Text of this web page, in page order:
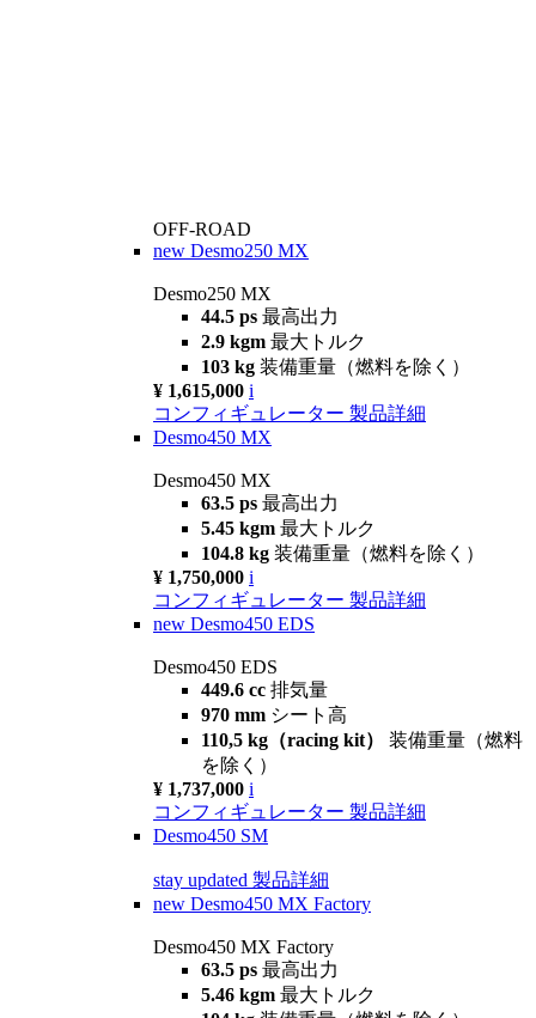
OFF-ROAD
new Desmo250 MX
Desmo250 MX
44.5 ps 最高出力
2.9 kgm 最大トルク
103 kg 装備重量（燃料を除く）
¥ 1,615,000 i
コンフィギュレーター 製品詳細
Desmo450 MX
Desmo450 MX
63.5 ps 最高出力
5.45 kgm 最大トルク
104.8 kg 装備重量（燃料を除く）
¥ 1,750,000 i
コンフィギュレーター 製品詳細
new Desmo450 EDS
Desmo450 EDS
449.6 cc 排気量
970 mm シート高
110,5 kg（racing kit） 装備重量（燃料
を除く）
¥ 1,737,000 i
コンフィギュレーター 製品詳細
Desmo450 SM
stay updated 製品詳細
new Desmo450 MX Factory
Desmo450 MX Factory
63.5 ps 最高出力
5.46 kgm 最大トルク